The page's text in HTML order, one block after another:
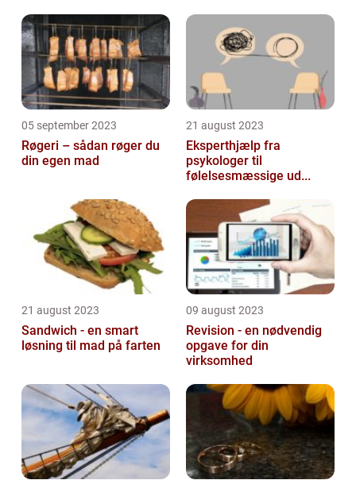
05 september 2023
Røgeri – sådan røger du
din egen mad
21 august 2023
Eksperthjælp fra
psykologer til
følelsesmæssige ud...
21 august 2023
Sandwich - en smart
løsning til mad på farten
09 august 2023
Revision - en nødvendig
opgave for din
virksomhed